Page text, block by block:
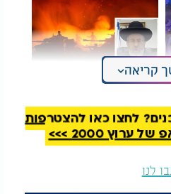
אנחנו שזה ברחמים"
קריאה
לחצו כאן להצטרפות
2000 >>>
לנו